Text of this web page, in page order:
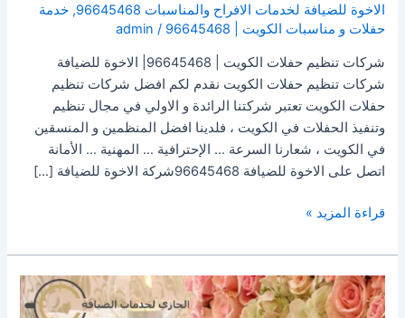
الاخوة للضيافة لخدمات الافراح والمناسبات 96645468 ,خدمة
حفلات و مناسبات الكويت | 96645468
/
admin
شركات تنظيم حفلات الكويت | 96645468| الاخوة للضيافة
شركات تنظيم حفلات الكويت نقدم لكم افضل شركات تنظيم
حفلات الكويت تعتبر شركتنا الرائدة و الاولي في مجال تنظيم
وتنفيذ الحفلات في الكويت ، فلدينا افضل المنظمين و المنسقين
في الكويت ، شعارنا السرعة … الإحترافية … المهنية … الأمانة
اتصل على الاخوة للضيافة 96645468شركة الاخوة للضيافة […]
قراءة المزيد »
مكاتب
أفراح